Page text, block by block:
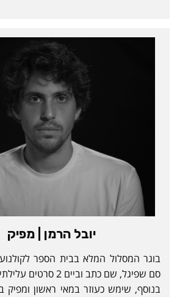
יובל הרמן | מפיק
בוגר המסלול המלא בבית הספר לקולנוע
סם שפיגל, שם כתב וביים 2 סרטים עלילתיים.
בנוסף, שימש כעוזר במאי ראשון ומפיק